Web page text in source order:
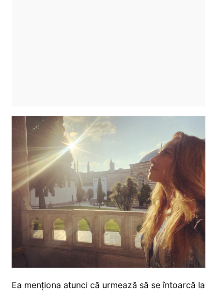
Ea menționa atunci că urmează să se întoarcă la